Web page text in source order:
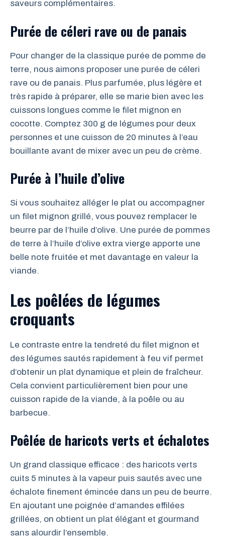
saveurs complémentaires.
Purée de céleri rave ou de panais
Pour changer de la classique purée de pomme de
terre, nous aimons proposer une purée de céleri
rave ou de panais. Plus parfumée, plus légère et
très rapide à préparer, elle se marie bien avec les
cuissons longues comme le filet mignon en
cocotte. Comptez 300 g de légumes pour deux
personnes et une cuisson de 20 minutes à l’eau
bouillante avant de mixer avec un peu de crème.
Purée à l’huile d’olive
Si vous souhaitez alléger le plat ou accompagner
un filet mignon grillé, vous pouvez remplacer le
beurre par de l’huile d’olive. Une purée de pommes
de terre à l’huile d’olive extra vierge apporte une
belle note fruitée et met davantage en valeur la
viande.
Les poêlées de légumes
croquants
Le contraste entre la tendreté du filet mignon et
des légumes sautés rapidement à feu vif permet
d’obtenir un plat dynamique et plein de fraîcheur.
Cela convient particulièrement bien pour une
cuisson rapide de la viande, à la poêle ou au
barbecue.
Poêlée de haricots verts et échalotes
Un grand classique efficace : des haricots verts
cuits 5 minutes à la vapeur puis sautés avec une
échalote finement émincée dans un peu de beurre.
En ajoutant une poignée d’amandes effilées
grillées, on obtient un plat élégant et gourmand
sans alourdir l’ensemble.